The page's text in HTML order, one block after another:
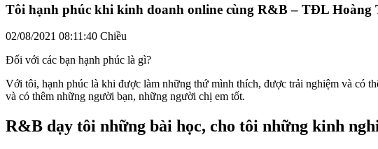
Tôi hạnh phúc khi kinh doanh online cùng R&B – TĐL
02/08/2021 08:11:40 Chiều
Đối với các bạn hạnh phúc là gì?
Với tôi, hạnh phúc là khi được làm những thứ mình thích, được trải nghiệm và có
và có thêm những người bạn, những người chị em tốt.
R&B dạy tôi những bài học, cho tôi những kinh